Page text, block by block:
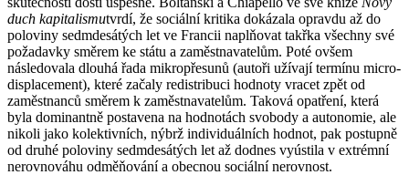
duch kapitalismutvrdí, že sociální kritika dokázala opravdu až do
poloviny sedmdesátých let ve Francii naplňovat takřka všechny své
požadavky směrem ke státu a zaměstnavatelům. Poté ovšem
následovala dlouhá řada mikropřesunů (autoři užívají termínu micro-
displacement), které začaly redistribuci hodnoty vracet zpět od
zaměstnanců směrem k zaměstnavatelům. Taková opatření, která
byla dominantně postavena na hodnotách svobody a autonomie, ale
nikoli jako kolektivních, nýbrž individuálních hodnot, pak postupně
od druhé poloviny sedmdesátých let až dodnes vyústila v extrémní
nerovnováhu odměňování a obecnou sociální nerovnost.